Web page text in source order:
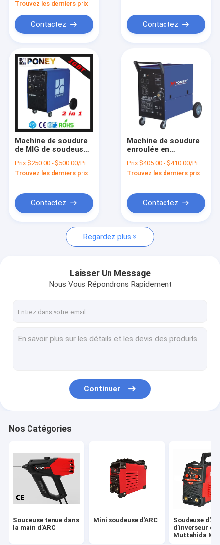
Des produits
Au sujet de nous
Visite d'usine
Contrôle de qualité
Demandez une citation
Soudeuse tenue dans la main d'ARC
Mini soudeuse d'ARC
Machine de soudure de Digital
Machine de soudure de LED
Soudeuse en aluminium de MIG
Inverseur TIG Welder
Impulsion TIG Welder
Découpeuse de plasma d'air
Chargeur portatif de batterie de voiture
Trouvez les derniers prix
Contactez Contactez
Machine de soudure
de MIG de soudeuse
d'inverseur d'IGBT
Prix:$250.00 - $500.00/Pieces
Trouvez les derniers prix
Contactez
Machine de soudure
enroulée en
transformateur d'arc
d'affichage
mig250
Prix:$405.00 - $410.00/Pieces
Trouvez les derniers prix
Contactez
Regardez plus
Laisser Un Message
Nous Vous Répondrons Rapidement
Continuer
Nos Catégories
Soudeuse tenue dans
la main d'ARC
Mini soudeuse d'ARC
Soudeuse
d'inverseur de
Muttahida